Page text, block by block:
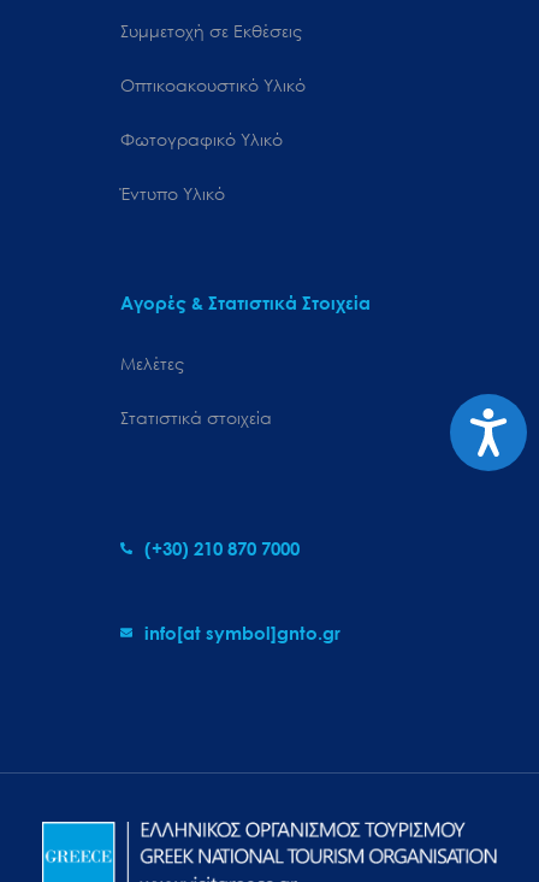
Συμμετοχή σε Εκθέσεις
Οπτικοακουστικό Υλικό
Φωτογραφικό Υλικό
Έντυπο Υλικό
Αγορές & Στατιστικά Στοιχεία
Μελέτες
Στατιστικά στοιχεία
(+30) 210 870 7000
info[at symbol]gnto.gr